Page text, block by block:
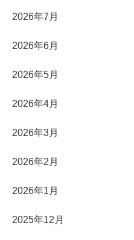
2026年7月
2026年6月
2026年5月
2026年4月
2026年3月
2026年2月
2026年1月
2025年12月